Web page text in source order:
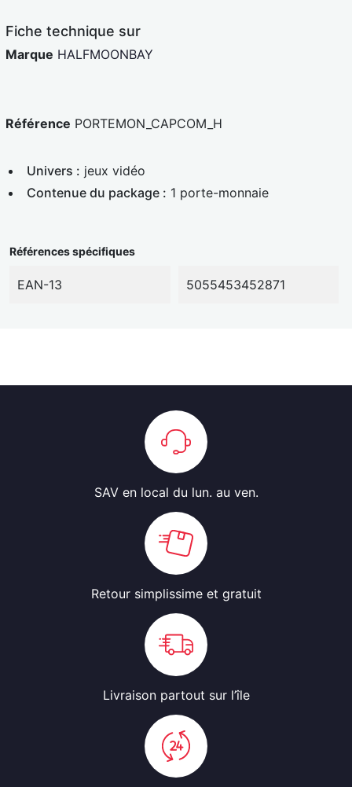
Fiche technique sur
Marque HALFMOONBAY
Référence PORTEMON_CAPCOM_H
Univers : jeux vidéo
Contenue du package : 1 porte-monnaie
Références spécifiques
EAN-13 5055453452871
SAV en local du lun. au ven.
Retour simplissime et gratuit
Livraison partout sur l’île